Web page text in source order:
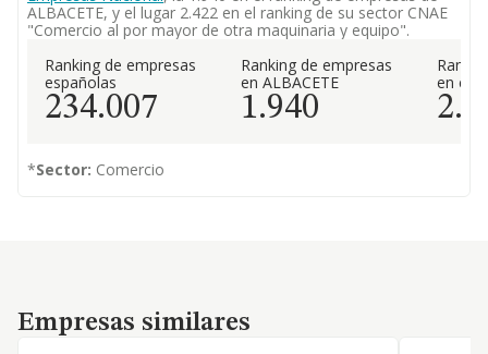
ALBACETE, y el lugar 2.422 en el ranking de su sector CNAE
"Comercio al por mayor de otra maquinaria y equipo".
Ranking de empresas
españolas
234.007
Ranking de empresas
en ALBACETE
1.940
en el
*Sector: Comercio
Empresas similares
Empresas similares